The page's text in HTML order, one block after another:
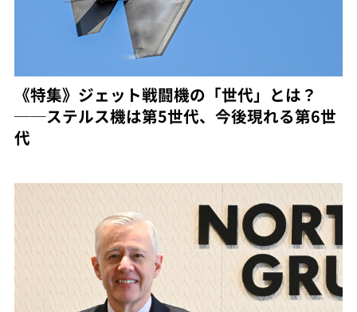
《特集》ジェット戦闘機の「世代」とは？
──ステルス機は第5世代、今後現れる第6世
代